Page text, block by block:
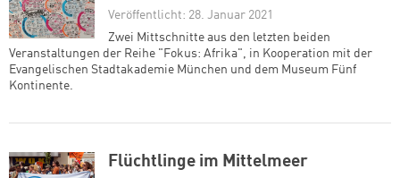
Veröffentlicht: 28. Januar 2021
Zwei Mittschnitte aus den letzten beiden
Veranstaltungen der Reihe "Fokus: Afrika", in Kooperation mit der
Evangelischen Stadtakademie München und dem Museum Fünf
Kontinente.
Flüchtlinge im Mittelmeer